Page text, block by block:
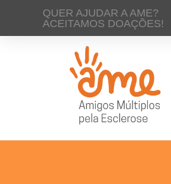
QUER AJUDAR A AME?
ACEITAMOS DOAÇÕES!